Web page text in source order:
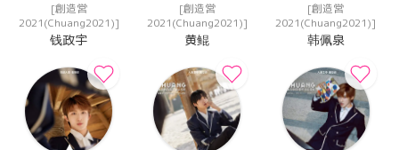
[創造営
2021(Chuang2021)]
钱政宇
[創造営
2021(Chuang2021)]
黄鲲
[創造営
2021(Chuang2021)]
韩佩泉